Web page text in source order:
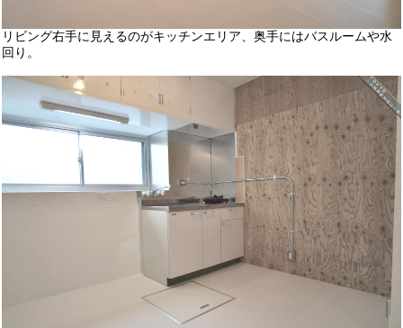
リビング右手に見えるのがキッチンエリア、奥手にはバスルームや水
回り。